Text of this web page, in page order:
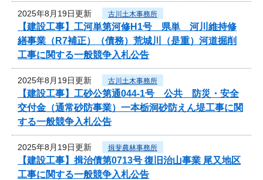
2025年8月19日更新 古川土木事務所
【建設工事】工河単第河修H1号 県単 河川維持修
繕事業（R7補正）（債務）荒城川（是重）河道掘削
工事に関する一般競争入札公告
2025年8月19日更新 古川土木事務所
【建設工事】工砂公第通044-1号 公共 防災・安全
交付金（通常砂防事業）一本栃洞砂防えん堤工事に関
する一般競争入札公告
2025年8月19日更新 揖斐農林事務所
【建設工事】揖治債第0713号 復旧治山事業 尾又地区
工事に関する一般競争入札公告